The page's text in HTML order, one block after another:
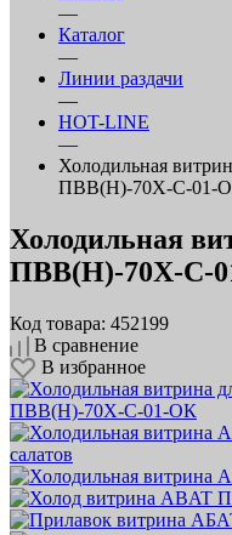
—
Каталог
—
Линии раздачи
—
HOT-LINE
—
Холодильная
Холодильная
Код товара: 452199
В сравнение
В избранное